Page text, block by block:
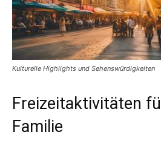
Kulturelle Highlights und Sehenswürdigkeiten
Freizeitaktivitäten
Familie